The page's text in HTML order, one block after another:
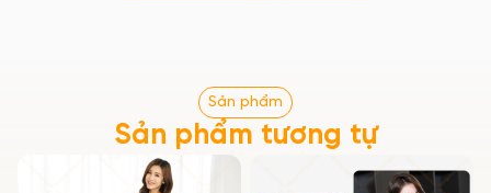
Sản phẩm
Sản phẩm tương tự